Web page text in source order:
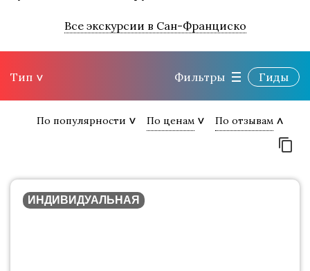
Все экскурсии в Сан-Франциско
Тип Фильтры Гиды
По популярности По ценам По отзывам
ИНДИВИДУАЛЬНАЯ